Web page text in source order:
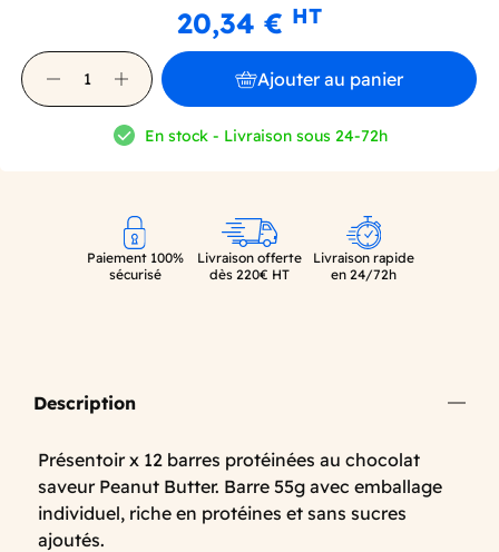
20,34 € HT
Ajouter au panier
En stock - Livraison sous 24-72h
Paiement 100%
sécurisé
Livraison offerte
dès 220€ HT
Livraison rapide
en 24/72h
Description
Présentoir x 12 barres protéinées au chocolat
saveur Peanut Butter. Barre 55g avec emballage
individuel, riche en protéines et sans sucres
ajoutés.